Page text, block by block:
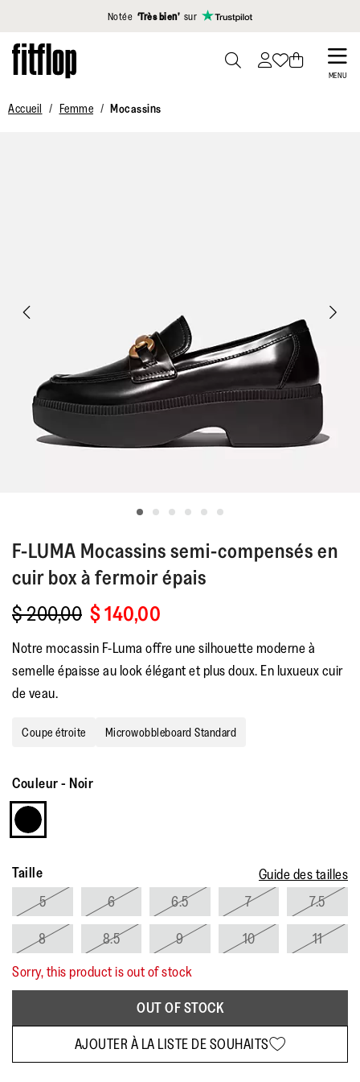
Cliquez pour consulter notre déclaration d'accessibilité
Notée ‘Très bien’ sur
Skip
to
content
MENU
Accueil Femme Mocassins
F-LUMA Mocassins semi-compensés en
cuir box à fermoir épais
$ 200,00 $ 140,00
Notre mocassin F-Luma offre une silhouette moderne à
semelle épaisse au look élégant et plus doux. En luxueux cuir
de veau.
Coupe étroite Microwobbleboard Standard
Couleur- Noir
Taille
Guide des tailles
5
6 6.5 7 7.5
8 8.5 9 10
11
Sorry, this product is out of stock
OUT OF STOCK
AJOUTER À LA LISTE DE SOUHAITS